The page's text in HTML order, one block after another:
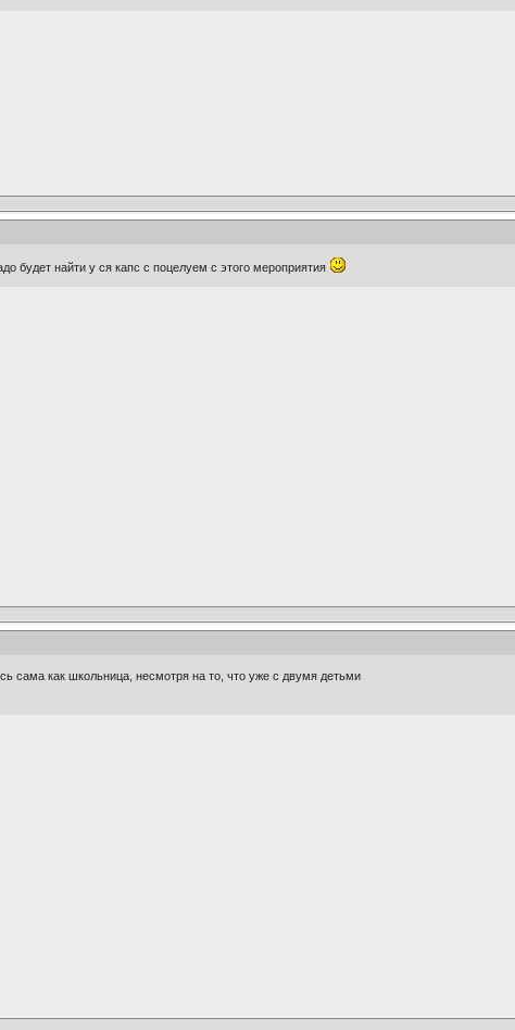
будет найти у ся капс с поцелуем с этого мероприятия
сама как школьница, несмотря на то, что уже с двумя детьми